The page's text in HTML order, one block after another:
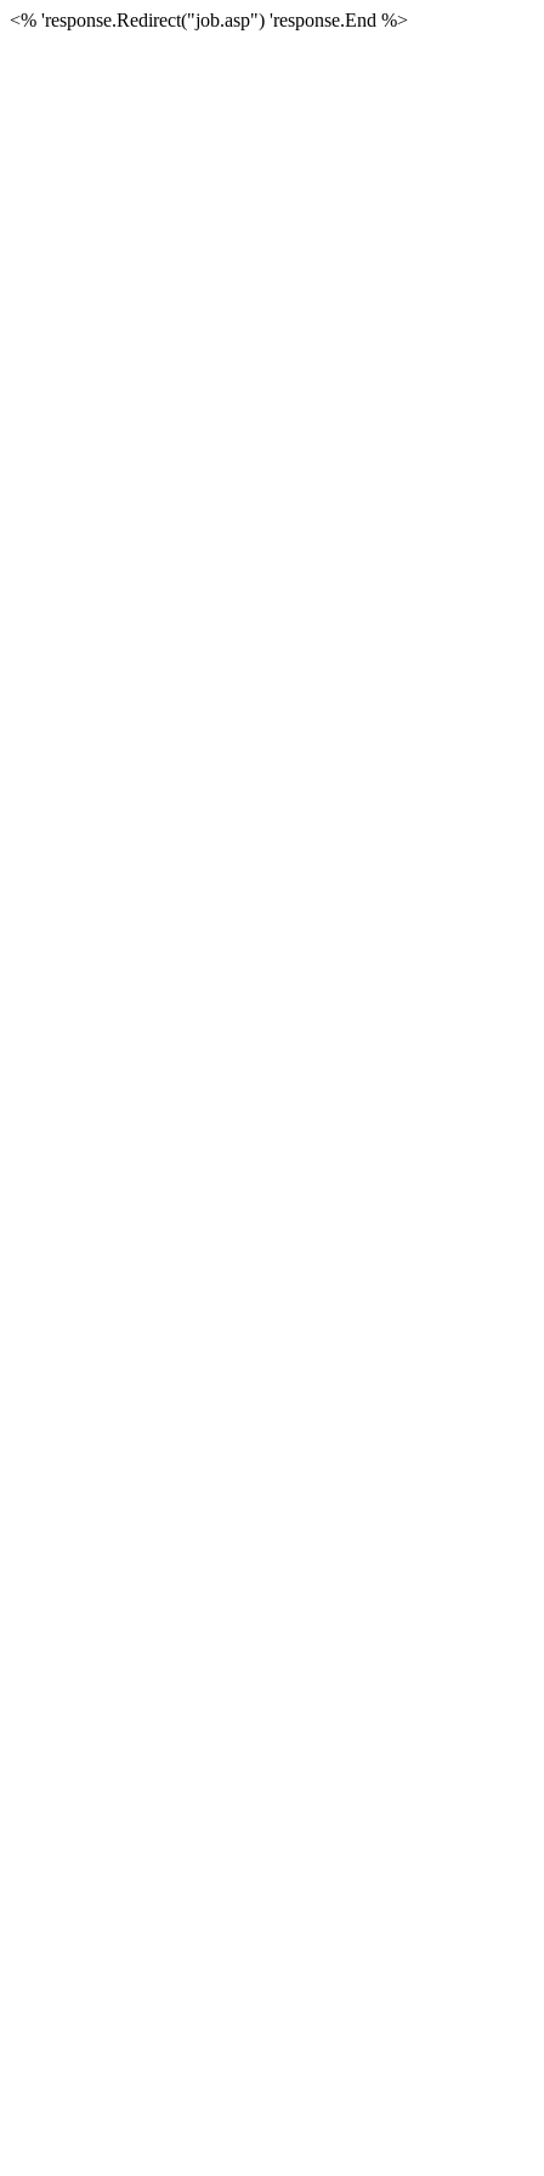
<% 'response.Redirect("job.asp") 'response.End %>